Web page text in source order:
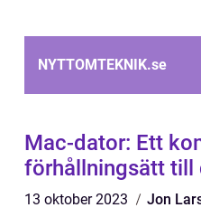
NYTTOMTEKNIK.se
Mac-dator: Ett
förhållningsätt till
13 oktober 2023 Jon